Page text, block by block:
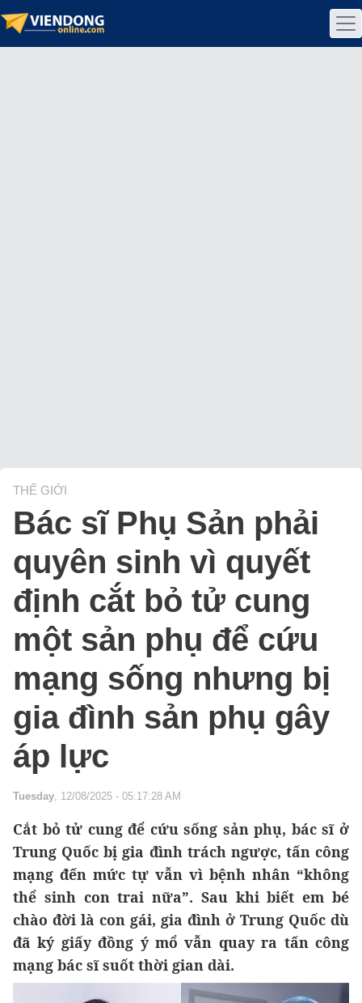
THẾ GIỚI
Bác sĩ Phụ Sản phải
quyên sinh vì quyết
định cắt bỏ tử cung
một sản phụ để cứu
mạng sống nhưng bị
gia đình sản phụ gây
áp lực
Tuesday, 12/08/2025 - 05:17:28 AM
Cắt bỏ tử cung để cứu sống sản phụ, bác sĩ ở
Trung Quốc bị gia đình trách ngược, tấn công
mạng đến mức tự vẫn vì bệnh nhân “không
thể sinh con trai nữa”. Sau khi biết em bé
chào đời là con gái, gia đình ở Trung Quốc dù
đã ký giấy đồng ý mổ vẫn quay ra tấn công
mạng bác sĩ suốt thời gian dài.